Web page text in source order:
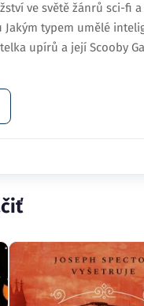
ve světě žánrů sci-fi
typem umělé
upírů a její Scooby